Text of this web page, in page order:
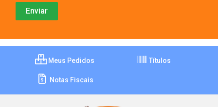
Meus Pedidos Títulos
Notas Fiscais